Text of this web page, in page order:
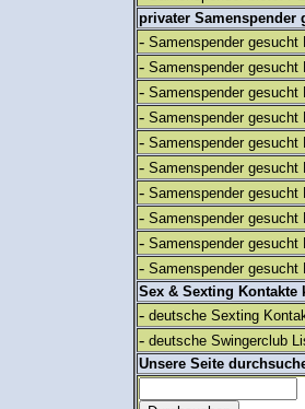
privater Samenspender
- Samenspender gesucht
- Samenspender gesucht
- Samenspender gesucht
- Samenspender gesucht
- Samenspender gesucht
- Samenspender gesucht
- Samenspender gesucht
- Samenspender gesucht
- Samenspender gesucht
- Samenspender gesucht
Sex & Sexting Kontakte
- deutsche Sexting
- deutsche Swingerclub
Unsere Seite